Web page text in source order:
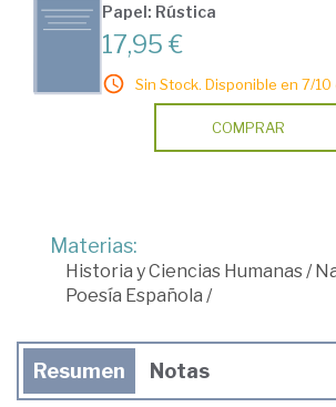
Papel: Rústica
17,95 €
Sin Stock. Disponible en 7/10
COMPRAR
Materias:
Historia y Ciencias Humanas/
Poesía Española /
Resumen Notas